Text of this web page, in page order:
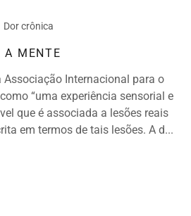
Dor crônica
A MENTE
Internacional para o
“uma experiência sensorial e
que é associada a lesões reais
em termos de tais lesões. A d...